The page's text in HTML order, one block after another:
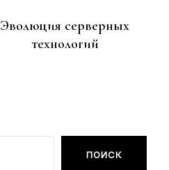
Эволюция серверных
технологий
ПОИСК